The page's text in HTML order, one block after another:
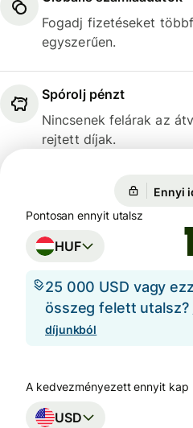
Fogadj fizetéseket
egyszerűen.
Spórolj pénzt
Nincsenek felárak az
rejtett díjak.
Ennyi
Pontosan ennyit utalsz
HUF
25 000 USD vagy
összeg felett utalsz?
díjunkból
A kedvezményezett ennyit kap
USD